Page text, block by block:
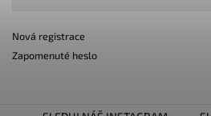
Nová registrace
Zapomenuté heslo